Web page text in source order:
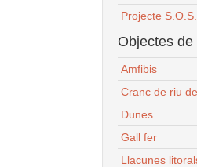
Projecte
Objectes
Amfibis
Cranc de riu
Dunes
Gall fer
Llacunes